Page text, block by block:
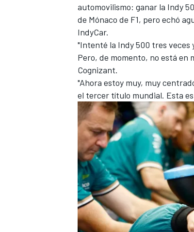
automovilismo: ganar la Indy
de Mónaco de F1, pero echó
IndyCar.
"Intenté la Indy 500 tres veces
Pero, de momento, no está en
Cognizant.
"Ahora estoy muy, muy
el tercer título mundial. Esta